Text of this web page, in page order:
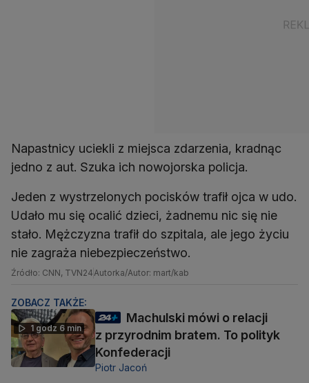
Napastnicy uciekli z miejsca zdarzenia, kradnąc
jedno z aut. Szuka ich nowojorska policja.
Jeden z wystrzelonych pocisków trafił ojca w udo.
Udało mu się ocalić dzieci, żadnemu nic się nie
stało. Mężczyzna trafił do szpitala, ale jego życiu
nie zagraża niebezpieczeństwo.
Źródło: CNN, TVN24Autorka/Autor: mart/kab
ZOBACZ TAKŻE:
1 godz 6 min
Machulski mówi o relacji
z przyrodnim bratem. To polityk
Konfederacji
Piotr Jacoń